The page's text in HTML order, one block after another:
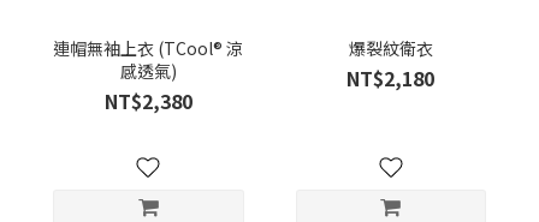
連帽無袖上衣 (TCool® 涼
感透氣)
NT$2,380
爆裂紋衛衣
NT$2,180